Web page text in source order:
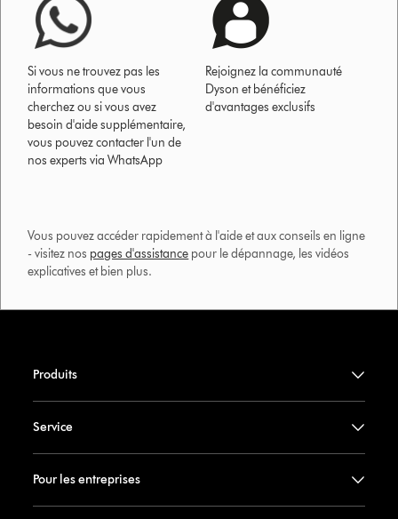
Si vous ne trouvez pas les
informations que vous
cherchez ou si vous avez
besoin d'aide supplémentaire,
vous pouvez contacter l'un de
nos experts via WhatsApp
Rejoignez la communauté
Dyson et bénéficiez
d'avantages exclusifs
Vous pouvez accéder rapidement à l'aide et aux conseils en ligne
- visitez nos pages d'assistance pour le dépannage, les vidéos
explicatives et bien plus.​
Produits
Service
Pour les entreprises